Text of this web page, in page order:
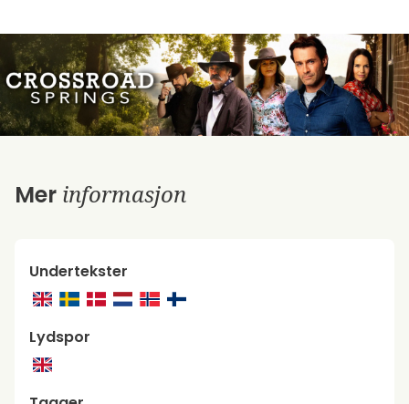
Mer informasjon
Undertekster
Lydspor